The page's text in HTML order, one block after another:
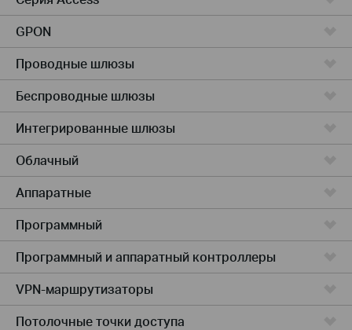
GPON
Проводные шлюзы
Беспроводные шлюзы
Интегрированные шлюзы
Облачный
Аппаратные
Программный
Программный и аппаратный контроллеры
VPN-маршрутизаторы
Потолочные точки доступа